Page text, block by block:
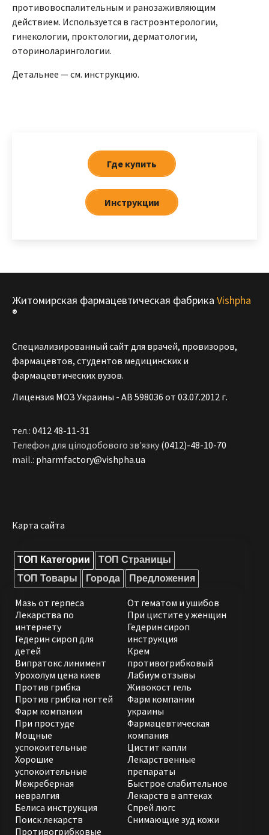
противовоспалительным и ранозаживляющим
действием. Используется в гастроэнтерологии,
гинекологии, проктологии, дерматологии,
оториноларингологии.
Детальнее — см. инструкцию.
Где купить
Инструкции
Житомирская фармацевтическая фабрика Vishpha
®
Специализированный сайт для врачей, провизоров,
фармацевтов, студентов медицинских и
фармацевтических вузов.
Лицензия МОЗ Украины - АВ 598036 от 03.07.2012 г.
тел.: 0412 48-11-31
Телефон для цілодобового зв'язку (0412)-48-10-70
mail.: pharmfactory@vishpha.ua
Карта сайта
ТОП Категории
ТОП Страницы
ТОП Товары
Города Предложения
Мазь от герпеса
Лекарства по
интернету
Гедерин сироп для
детей
Випратокс линимент
Урохолум цена киев
Против грибка
Против грибка ногтей
Фарм компании
От гематом и ушибов
При цистите у женщин
Гедерин сироп
инструкция
Крем
противогрибковый
Лабиум отзывы
Живокост гель
Фарм компании
украины
При простуде
Мощные
успокоительные
Хорошие
успокоительные
Межреберная
невралгия
Белиса инструкция
Поиск лекарств
Противогрибковые
Фармацевтическая
компания
Цистит капли
Лекарственные
препараты
Быстрое слабительное
Лекарств в аптеках
Спрей люгс
Снимающие зуд кожи